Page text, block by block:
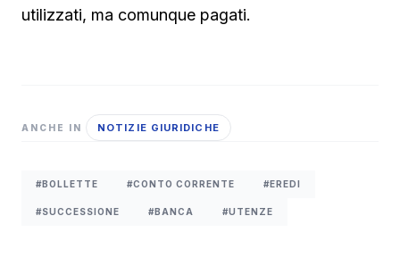
utilizzati, ma comunque pagati.
ANCHE IN NOTIZIE GIURIDICHE
#BOLLETTE #CONTO CORRENTE #EREDI
#SUCCESSIONE #BANCA #UTENZE